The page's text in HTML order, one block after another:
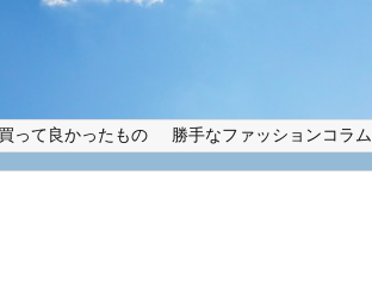
買って良かったもの 勝手なファッションコラム